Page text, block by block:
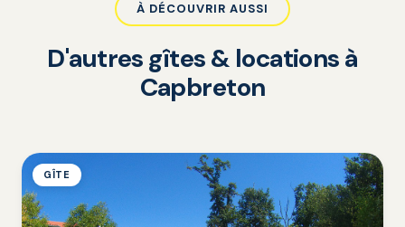
À DÉCOUVRIR AUSSI
D'autres gîtes & locations à
Capbreton
GÎTE